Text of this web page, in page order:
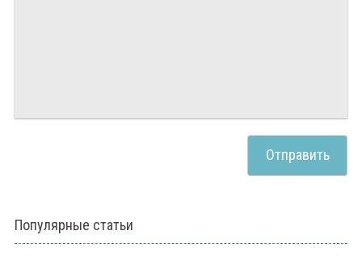
Популярные статьи